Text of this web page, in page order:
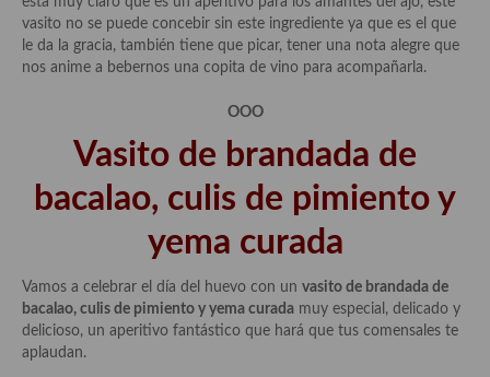
vasito no se puede concebir sin este ingrediente ya que es el que
le da la gracia, también tiene que picar, tener una nota alegre que
nos anime a bebernos una copita de vino para acompañarla.
OOO
Vasito de brandada de
bacalao, culis de pimiento y
yema curada
Vamos a celebrar el día del huevo con un vasito de brandada de
bacalao, culis de pimiento y yema curada muy especial, delicado y
delicioso, un aperitivo fantástico que hará que tus comensales te
aplaudan.